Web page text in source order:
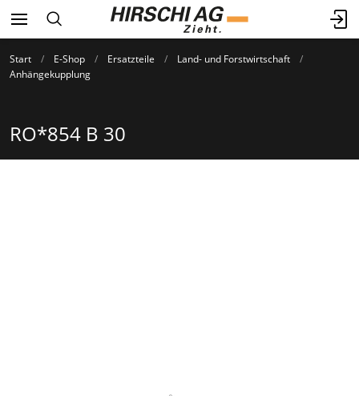
Start E-Shop Ersatzteile
Land- und Forstwirtschaft
Anhängekupplung
RO*854 B 30